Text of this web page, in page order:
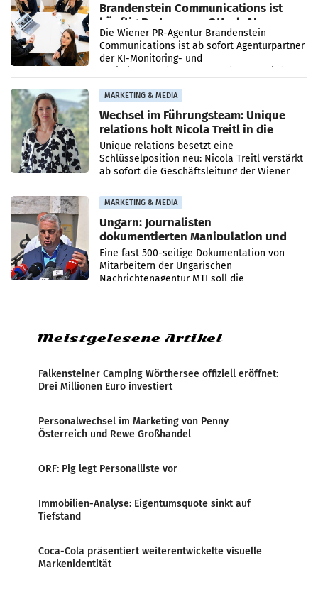
Brandenstein Communications ist
künftig Partner von OtterlyAI
Die Wiener PR-Agentur Brandenstein
Communications ist ab sofort Agenturpartner
der KI-Monitoring- und
MARKETING & MEDIA
Wechsel im Führungsteam: Unique
relations holt Nicola Treitl in die
Geschäftsleitung
Unique relations besetzt eine
Schlüsselposition neu: Nicola Treitl verstärkt
ab sofort die Geschäftsleitung der Wiener
PR-Agentur an der Seite von Josef Kalina und
Anna Kalina-Mahr.
MARKETING & MEDIA
Ungarn: Journalisten
dokumentierten Manipulation und
Zensur
Eine fast 500-seitige Dokumentation von
Mitarbeitern der Ungarischen
Nachrichtenagentur MTI soll die
systematische Nachrichten-Manipulation und
Meistgelesene Artikel
Falkensteiner Camping Wörthersee offiziell eröffnet:
Drei Millionen Euro investiert
Personalwechsel im Marketing von Penny
Österreich und Rewe Großhandel
ORF: Pig legt Personalliste vor
Immobilien-Analyse: Eigentumsquote sinkt auf
Tiefstand
Coca-Cola präsentiert weiterentwickelte visuelle
Markenidentität